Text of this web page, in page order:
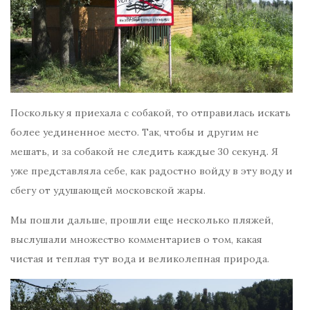
Поскольку я приехала с собакой, то отправилась искать
более уединенное место. Так, чтобы и другим не
мешать, и за собакой не следить каждые 30 секунд. Я
уже представляла себе, как радостно войду в эту воду и
сбегу от удушающей московской жары.
Мы пошли дальше, прошли еще несколько пляжей,
выслушали множество комментариев о том, какая
чистая и теплая тут вода и великолепная природа.